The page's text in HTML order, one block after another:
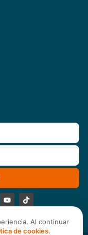
Y
o
t
u
b
T
i
o
k
Al continuar
de cookies.